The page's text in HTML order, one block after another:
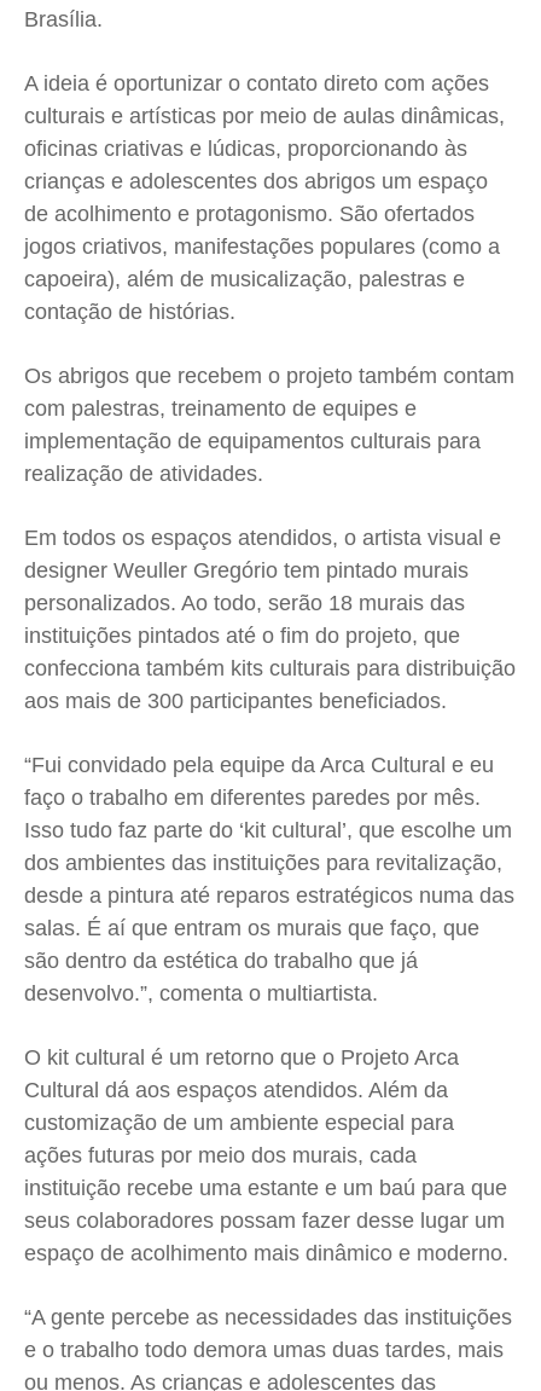
Brasília.
A ideia é oportunizar o contato direto com ações
culturais e artísticas por meio de aulas dinâmicas,
oficinas criativas e lúdicas, proporcionando às
crianças e adolescentes dos abrigos um espaço
de acolhimento e protagonismo. São ofertados
jogos criativos, manifestações populares (como a
capoeira), além de musicalização, palestras e
contação de histórias.
Os abrigos que recebem o projeto também contam
com palestras, treinamento de equipes e
implementação de equipamentos culturais para
realização de atividades.
Em todos os espaços atendidos, o artista visual e
designer Weuller Gregório tem pintado murais
personalizados. Ao todo, serão 18 murais das
instituições pintados até o fim do projeto, que
confecciona também kits culturais para distribuição
aos mais de 300 participantes beneficiados.
“Fui convidado pela equipe da Arca Cultural e eu
faço o trabalho em diferentes paredes por mês.
Isso tudo faz parte do ‘kit cultural’, que escolhe um
dos ambientes das instituições para revitalização,
desde a pintura até reparos estratégicos numa das
salas. É aí que entram os murais que faço, que
são dentro da estética do trabalho que já
desenvolvo.”, comenta o multiartista.
O kit cultural é um retorno que o Projeto Arca
Cultural dá aos espaços atendidos. Além da
customização de um ambiente especial para
ações futuras por meio dos murais, cada
instituição recebe uma estante e um baú para que
seus colaboradores possam fazer desse lugar um
espaço de acolhimento mais dinâmico e moderno.
“A gente percebe as necessidades das instituições
e o trabalho todo demora umas duas tardes, mais
ou menos. As crianças e adolescentes das